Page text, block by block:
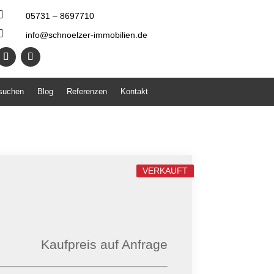
05731 – 8697710
info@schnoelzer-immobilien.de
Blog Referenzen Kontakt
VERKAUFT
Kaufpreis auf Anfrage